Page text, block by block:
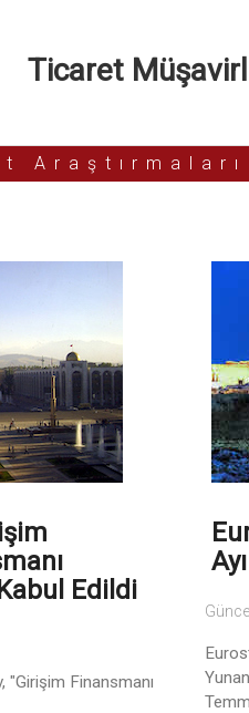
Ticaret
Edildi
"Girişim Finansmanı